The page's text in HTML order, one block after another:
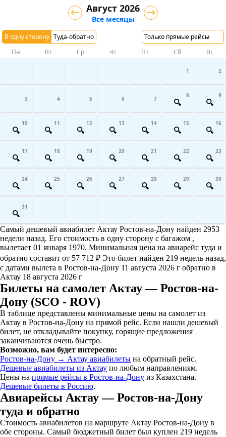
В одну сторону Туда-обратно Только прямые рейсы
Август 2026
Все месяцы
Пн Вт Ср Чт Пт Сб Вс
1 2
3 4 5 6 7 8 9
10 11 12 13 14 15 16
17 18 19 20 21 22 23
24 25 26 27 28 29 30
31
Самый дешевый авиабилет Актау Ростов-на-Дону найден 2953
недели назад. Его стоимость в одну сторону с багажом ,
вылетает 01 января 1970. Минимальная цена на авиарейс туда и
обратно составит от 57 712 ₽ Это билет найден 219 недель назад,
с датами вылета в Ростов-на-Дону 11 августа 2026 г обратно в
Актау 18 августа 2026 г
Билеты на самолет Актау — Ростов-на-
Дону (SCO - ROV)
В таблице представлены минимальные цены на самолет из
Актау в Ростов-на-Дону на прямой рейс. Если нашли дешевый
билет, не откладывайте покупку, горящие предложения
заканчиваются очень быстро.
Возможно, вам будет интересно:
Ростов-на-Дону → Актау авиабилеты на обратный рейс.
Дешевые авиабилеты из Актау по любым направлениям.
Цены на прямые рейсы в Ростов-на-Дону из Казахстана.
Дешевые билеты в Россию.
Авиарейсы Актау — Ростов-на-Дону
туда и обратно
Стоимость авиабилетов на маршруте Актау Ростов-на-Дону в
обе стороны. Самый бюджетный билет был куплен 219 недель